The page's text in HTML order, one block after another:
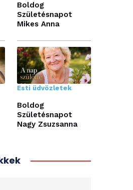
Boldog
Születésnapot
Mikes Anna
Esti üdvözletek
Boldog
Születésnapot
Nagy Zsuzsanna